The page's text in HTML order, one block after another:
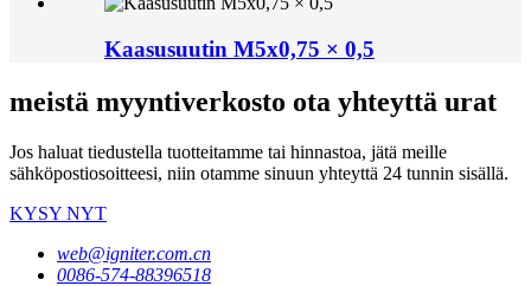
Kaasusuutin M5x0,75 × 0,5
meistä myyntiverkosto ota yhteyttä urat
Jos haluat tiedustella tuotteitamme tai hinnastoa, jätä meille
sähköpostiosoitteesi, niin otamme sinuun yhteyttä 24 tunnin sisällä.
KYSY NYT
web@igniter.com.cn
0086-574-88396518